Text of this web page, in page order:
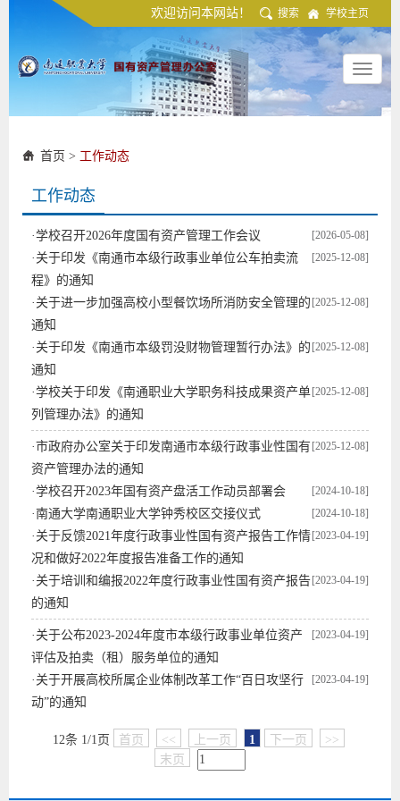
欢迎访问本网站！ 搜索 学校主页
Toggle
首页 > 工作动态
工作动态
[2026-05-08]
·学校召开2026年度国有资产管理工作会议
[2025-12-08]
· 关于印发《南通市本级行政事业单位公车拍卖流
程》的通知
[2025-12-08]
· 关于进一步加强高校小型餐饮场所消防安全管理的
通知
[2025-12-08]
· 关于印发《南通市本级罚没财物管理暂行办法》的
通知
[2025-12-08]
·学校关于印发《南通职业大学职务科技成果资产单
列管理办法》的通知
[2025-12-08]
·市政府办公室关于印发南通市本级行政事业性国有
资产管理办法的通知
[2024-10-18]
·学校召开2023年国有资产盘活工作动员部署会
[2024-10-18]
·南通大学南通职业大学钟秀校区交接仪式
[2023-04-19]
· 关于反馈2021年度行政事业性国有资产报告工作情
况和做好2022年度报告准备工作的通知
[2023-04-19]
· 关于培训和编报2022年度行政事业性国有资产报告
的通知
[2023-04-19]
· 关于公布2023-2024年度市本级行政事业单位资产
评估及拍卖（租）服务单位的通知
[2023-04-19]
· 关于开展高校所属企业体制改革工作“百日攻坚行
动”的通知
12条 1/1页 首页 << 上一页 1 下一页
>>
末页